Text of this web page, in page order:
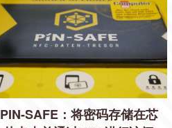
PIN-SAFE：将密码存储在芯